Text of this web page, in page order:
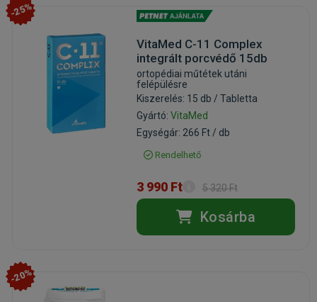
-25%
VitaMed C-11 Complex
integrált porcvédő 15db
ortopédiai műtétek utáni
felépülésre
Kiszerelés: 15 db / Tabletta
Gyártó: VitaMed
Egységár: 266 Ft / db
Rendelhető
3 990 Ft 5 320 Ft
Kosárba
-20%